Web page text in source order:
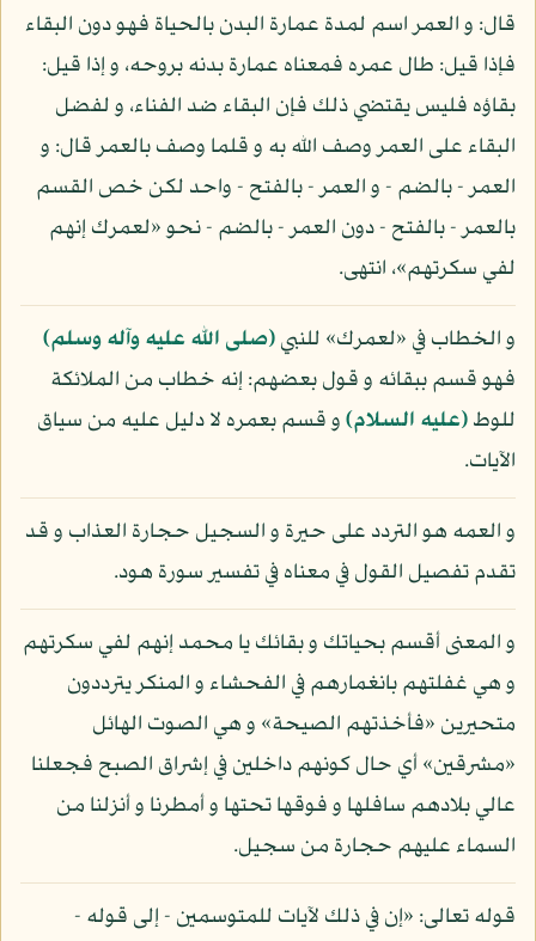
قال: و العمر اسم لمدة عمارة البدن بالحياة فهو دون البقاء
فإذا قيل: طال عمره فمعناه عمارة بدنه بروحه، و إذا قيل:
بقاؤه فليس يقتضي ذلك فإن البقاء ضد الفناء، و لفضل
البقاء على العمر وصف الله به و قلما وصف بالعمر قال: و
العمر - بالضم - و العمر - بالفتح - واحد لكن خص القسم
بالعمر - بالفتح - دون العمر - بالضم - نحو «لعمرك إنهم
لفي سكرتهم»، انتهى.
و الخطاب في «لعمرك» للنبي(صلى الله عليه وآله وسلم)
فهو قسم ببقائه و قول بعضهم: إنه خطاب من الملائكة
للوط(عليه السلام)و قسم بعمره لا دليل عليه من سياق
الآيات.
و العمه هو التردد على حيرة و السجيل حجارة العذاب و قد
تقدم تفصيل القول في معناه في تفسير سورة هود.
و المعنى أقسم بحياتك و بقائك يا محمد إنهم لفي سكرتهم
و هي غفلتهم بانغمارهم في الفحشاء و المنكر يترددون
متحيرين «فأخذتهم الصيحة» و هي الصوت الهائل
«مشرقين» أي حال كونهم داخلين في إشراق الصبح فجعلنا
عالي بلادهم سافلها و فوقها تحتها و أمطرنا و أنزلنا من
السماء عليهم حجارة من سجيل.
قوله تعالى: «إن في ذلك لآيات للمتوسمين - إلى قوله -